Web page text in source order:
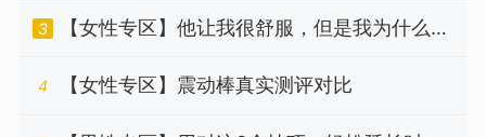
类/吮吸类/震动棒类
3
【女性专区】他让我很舒服，但是我为什么会
哭
4 【女性专区】震动棒真实测评对比